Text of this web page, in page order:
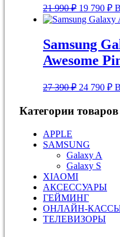
21 990₽
цена
990 ₽.
19 790 ₽
Samsung
Awesome
27 390₽
27
24 790 ₽
Категории товаров
APPLE
SAMSUNG
Galaxy A
Galaxy S
XIAOMI
АКСЕССУАРЫ
ГЕЙМИНГ
ОНЛАЙН-
ТЕЛЕВИЗОРЫ